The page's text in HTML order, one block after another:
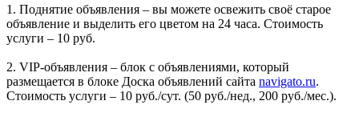
1. Поднятие объявления – вы можете освежить своё старое
объявление и выделить его цветом на 24 часа. Стоимость
услуги – 10 руб.
2. VIP-объявления – блок с объявлениями, который
размещается в блоке Доска объявлений сайта navigato.ru.
Стоимость услуги – 10 руб./сут. (50 руб./нед., 200 руб./мес.).